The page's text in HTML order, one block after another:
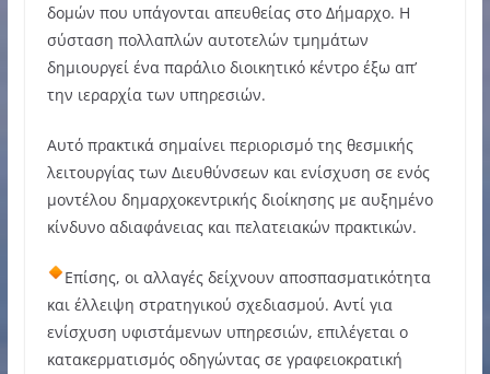
δομών που υπάγονται απευθείας στο Δήμαρχο. Η
σύσταση πολλαπλών αυτοτελών τμημάτων
δημιουργεί ένα παράλιο διοικητικό κέντρο έξω απ’
την ιεραρχία των υπηρεσιών.
Αυτό πρακτικά σημαίνει περιορισμό της θεσμικής
λειτουργίας των Διευθύνσεων και ενίσχυση σε ενός
μοντέλου δημαρχοκεντρικής διοίκησης με αυξημένο
κίνδυνο αδιαφάνειας και πελατειακών πρακτικών.
Επίσης, οι αλλαγές δείχνουν αποσπασματικότητα
και έλλειψη στρατηγικού σχεδιασμού. Αντί για
ενίσχυση υφιστάμενων υπηρεσιών, επιλέγεται ο
κατακερματισμός οδηγώντας σε γραφειοκρατική